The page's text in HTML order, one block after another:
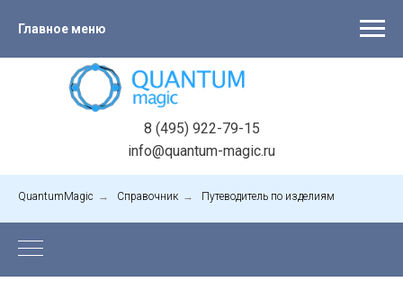
Главное меню
8 (495) 922-79-15
info@quantum-magic.ru
QuantumMagic → Справочник → Путеводитель по изделиям